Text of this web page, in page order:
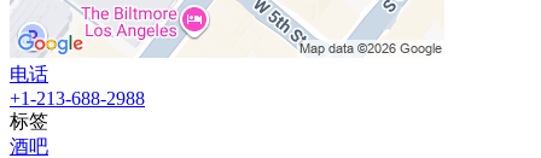
电话
+1-213-688-2988
标签
酒吧